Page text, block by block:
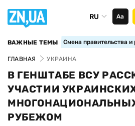
RU Аа
ВАЖНЫЕ ТЕМЫ Смена правительства
ГЛАВНАЯ УКРАИНА
В ГЕНШТАБЕ ВСУ
УЧАСТИИ
РУБЕЖОМ